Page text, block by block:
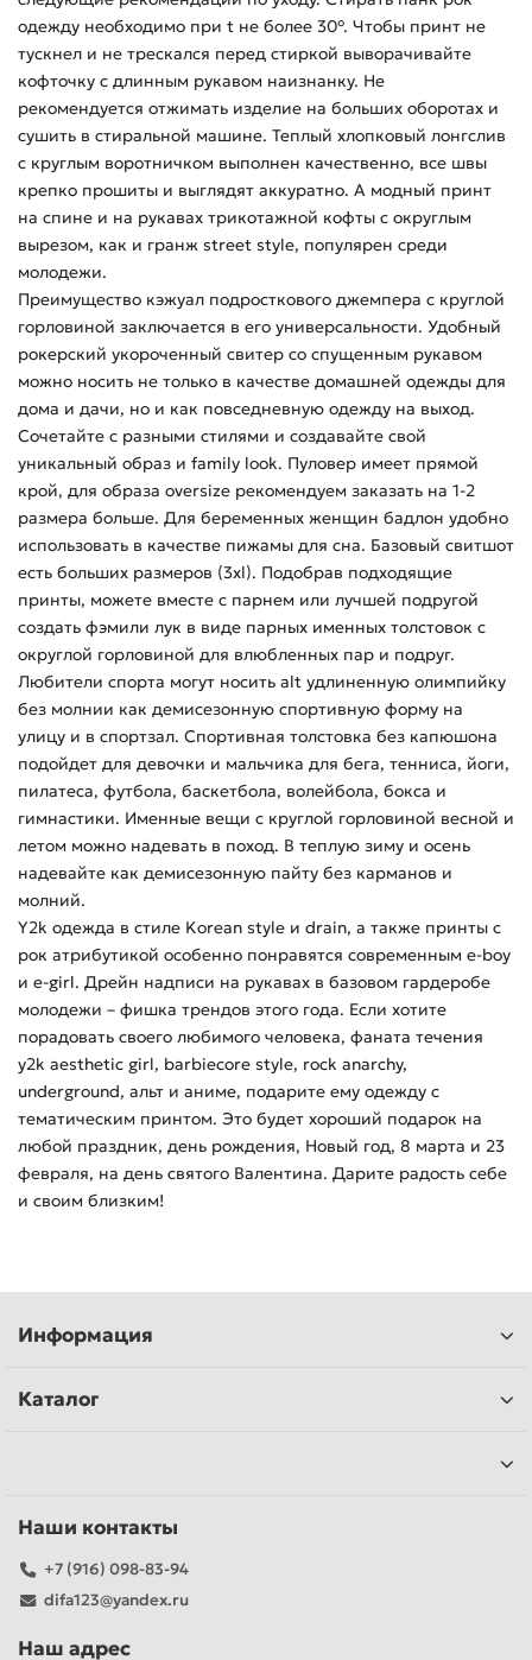
одежду необходимо при t не более 30°. Чтобы принт не
тускнел и не трескался перед стиркой выворачивайте
кофточку с длинным рукавом наизнанку. Не
рекомендуется отжимать изделие на больших оборотах и
сушить в стиральной машине. Теплый хлопковый лонгслив
с круглым воротничком выполнен качественно, все швы
крепко прошиты и выглядят аккуратно. А модный принт
на спине и на рукавах трикотажной кофты с округлым
вырезом, как и гранж street style, популярен среди
молодежи.
Преимущество кэжуал подросткового джемпера с круглой
горловиной заключается в его универсальности. Удобный
рокерский укороченный свитер со спущенным рукавом
можно носить не только в качестве домашней одежды для
дома и дачи, но и как повседневную одежду на выход.
Сочетайте с разными стилями и создавайте свой
уникальный образ и family look. Пуловер имеет прямой
крой, для образа oversize рекомендуем заказать на 1-2
размера больше. Для беременных женщин бадлон удобно
использовать в качестве пижамы для сна. Базовый свитшот
есть больших размеров (3xl). Подобрав подходящие
принты, можете вместе с парнем или лучшей подругой
создать фэмили лук в виде парных именных толстовок с
округлой горловиной для влюбленных пар и подруг.
Любители спорта могут носить alt удлиненную олимпийку
без молнии как демисезонную спортивную форму на
улицу и в спортзал. Спортивная толстовка без капюшона
подойдет для девочки и мальчика для бега, тенниса, йоги,
пилатеса, футбола, баскетбола, волейбола, бокса и
гимнастики. Именные вещи с круглой горловиной весной и
летом можно надевать в поход. В теплую зиму и осень
надевайте как демисезонную пайту без карманов и
молний.
Y2k одежда в стиле Korean style и drain, а также принты с
рок атрибутикой особенно понравятся современным e-boy
и e-girl. Дрейн надписи на рукавах в базовом гардеробе
молодежи – фишка трендов этого года. Если хотите
порадовать своего любимого человека, фаната течения
y2k aesthetic girl, barbiecore style, rock anarchy,
underground, альт и аниме, подарите ему одежду с
тематическим принтом. Это будет хороший подарок на
любой праздник, день рождения, Новый год, 8 марта и 23
февраля, на день святого Валентина. Дарите радость себе
и своим близким!
Информация
Каталог
Наши контакты
+7 (916) 098-83-94
difa123@yandex.ru
Наш адрес